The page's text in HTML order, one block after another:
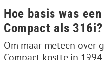
Hoe basis was
Compact als 316i?
Om maar meteen over
Compact kostte in